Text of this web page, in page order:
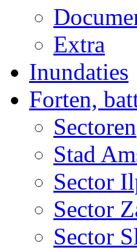
Extra
Inundaties
Forten,
Sectoren
Stad
Sector
Sector
Sector